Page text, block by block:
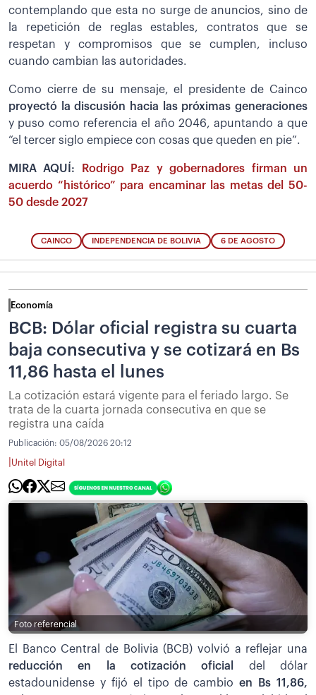
contemplando que esta no surge de anuncios, sino de
la repetición de reglas estables, contratos que se
respetan y compromisos que se cumplen, incluso
cuando cambian las autoridades.
Como cierre de su mensaje, el presidente de Cainco
proyectó la discusión hacia las próximas generaciones
y puso como referencia el año 2046, apuntando a que
“el tercer siglo empiece con cosas que queden en pie”.
MIRA AQUÍ:
Rodrigo Paz y gobernadores firman un
acuerdo “histórico” para encaminar las metas del 50-
50 desde 2027
CAINCO INDEPENDENCIA DE BOLIVIA 6 DE AGOSTO
Economía
BCB: Dólar oficial registra su cuarta
baja consecutiva y se cotizará en Bs
11,86 hasta el lunes
La cotización estará vigente para el feriado largo. Se
trata de la cuarta jornada consecutiva en que se
registra una caída
Publicación: 05/08/2026 20:12
Unitel Digital
Foto referencial
El Banco Central de Bolivia (BCB) volvió a reflejar una
reducción en la cotización oficial
del dólar
estadounidense y fijó el tipo de cambio en Bs 11,86,